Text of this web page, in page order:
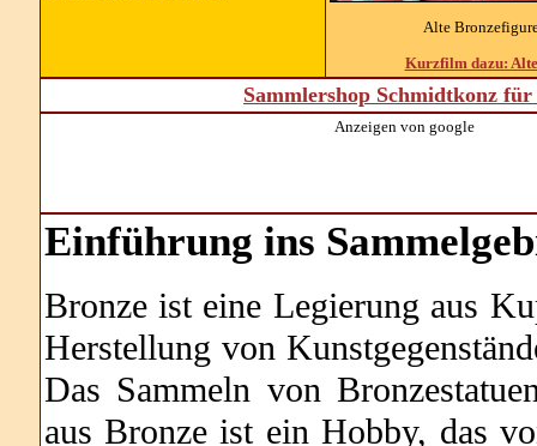
Alte
Kurzfilm dazu:
Sammlershop Schmidtkonz
Anzeigen von google
Einführung ins
Bronze ist eine Legierung aus
Herstellung von
Das Sammeln von
aus Bronze ist ein Hobby, das